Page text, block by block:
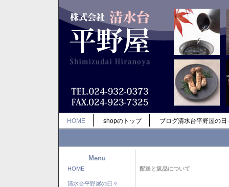
HOME shopのトップ ブログ清水台平野屋の日
Menu
HOME
清水台平野屋の日々
配送と返品について